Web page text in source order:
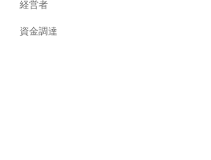
経営者
資金調達